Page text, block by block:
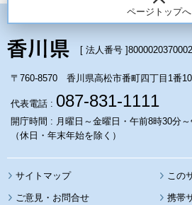
ページトップへ
[ 法人番号 ]8000020370002
〒760-8570 香川県高松市番町四丁目1番
代表電話 : 087-831-1111
開庁時間 : 月曜日～金曜日・午前8時30分
（休日・年末年始を除く）
サイトマップ この
携帯